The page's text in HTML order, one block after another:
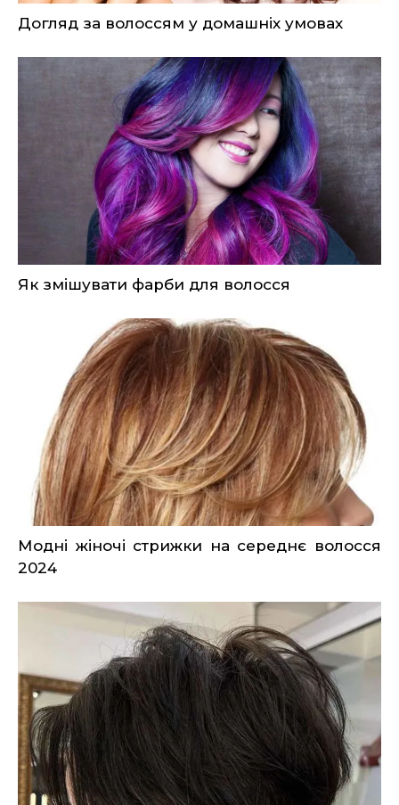
Догляд за волоссям у домашніх умовах
Як змішувати фарби для волосся
Модні жіночі стрижки на середнє волосся
2024